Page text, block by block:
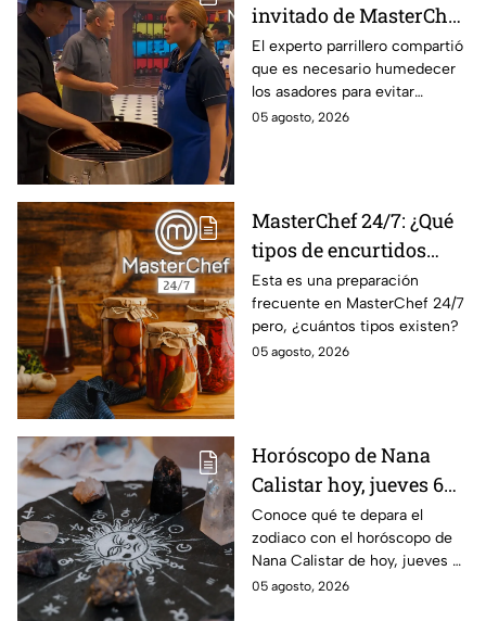
invitado de MasterChef
24/7 destaca la
importancia del agua
para la preparación de
cualquier asado
El experto parrillero compartió
que es necesario humedecer
los asadores para evitar
accidentes
05 agosto, 2026
MasterChef 24/7: ¿Qué
tipos de encurtidos
hay?
Esta es una preparación
frecuente en MasterChef 24/7
pero, ¿cuántos tipos existen?
05 agosto, 2026
Horóscopo de Nana
Calistar hoy, jueves 6
de agosto: a estos
signos se les abren las
puertas del dinero
Conoce qué te depara el
zodiaco con el horóscopo de
Nana Calistar de hoy, jueves 6
de agosto. ¿Será dinero o
05 agosto, 2026